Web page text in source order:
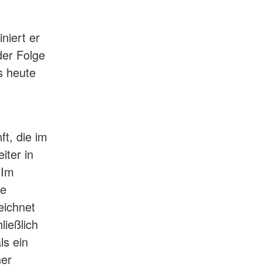
er
Folge
heute
die im
in
ein